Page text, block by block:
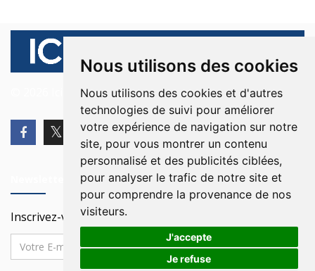
Nous utilisons des cookies
Nous utilisons des cookies et d'autres
technologies de suivi pour améliorer
votre expérience de navigation sur notre
site, pour vous montrer un contenu
personnalisé et des publicités ciblées,
pour analyser le trafic de notre site et
pour comprendre la provenance de nos
visiteurs.
J'accepte
Je refuse
© 2026 Ici Beyrouth. Tous les droits sont réservés.
Inscrivez-vous à notre Newsletter